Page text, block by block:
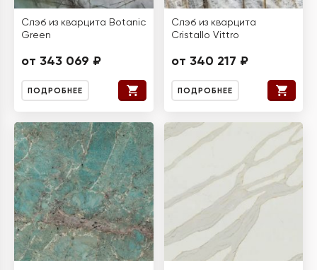
Слэб из кварцита Botanic
Green
от 343 069 ₽
ПОДРОБНЕЕ
Слэб из кварцита
Cristallo Vittro
от 340 217 ₽
ПОДРОБНЕЕ